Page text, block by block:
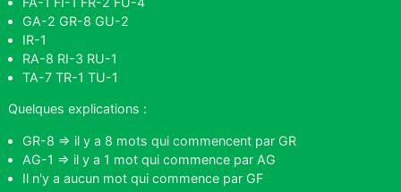
GA-2 GR-8 GU-2
IR-1
RA-8 RI-3 RU-1
TA-7 TR-1 TU-1
Quelques explications :
GR-8 => il y a 8 mots qui commencent par GR
AG-1 => il y a 1 mot qui commence par AG
Il n'y a aucun mot qui commence par GF